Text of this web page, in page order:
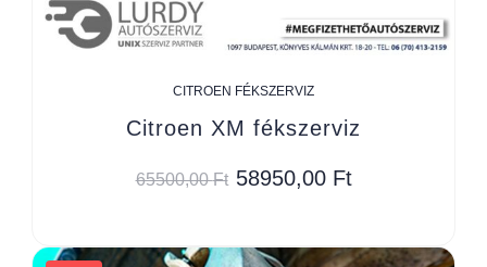
CITROEN FÉKSZERVIZ
Citroen XM fékszerviz
65500,00Ft 58950,00 Ft